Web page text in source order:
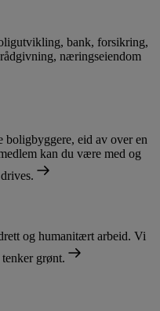
bank, forsikring,
næringseiendom
boligbyggere, eid av over en
kan du være med og
og humanitært arbeid. Vi
grønt.